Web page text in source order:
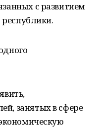
с развитием
республики.
занятых в сфере